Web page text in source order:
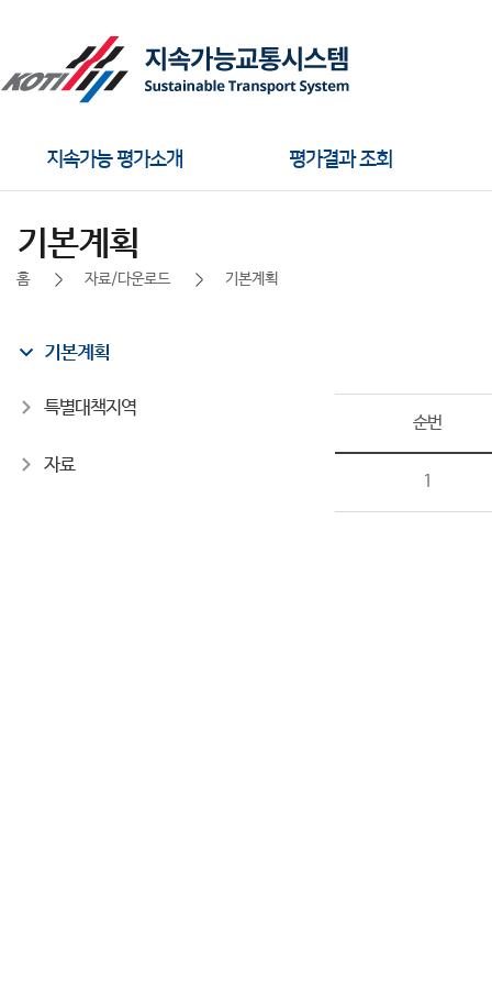
지속가능 평가소개 평가결과 조회
기본계획
특별대책지역
자료
기본계획
홈 자료/다운로드 기본계획
순번
1